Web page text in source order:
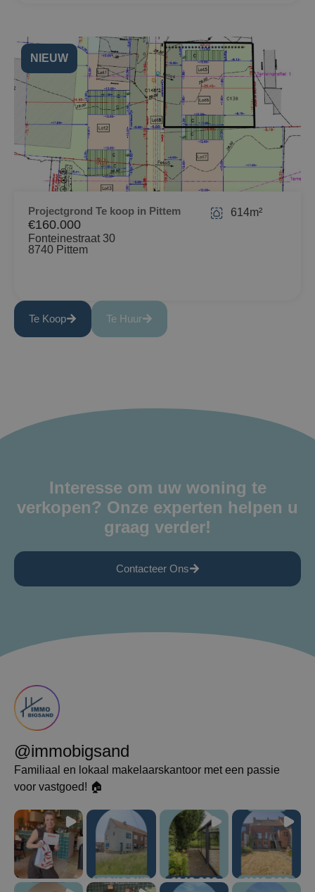
NIEUW
Projectgrond Te koop in Pittem
€160.000
Fonteinestraat 30
8740 Pittem
614m²
Te Koop Te Huur
Interesse om uw woning te
verkopen? Onze experten helpen u
graag verder!
Contacteer Ons
@immobigsand
Familiaal en lokaal makelaarskantoor met een passie
voor vastgoed! 🏠